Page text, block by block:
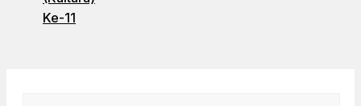
Ke-11